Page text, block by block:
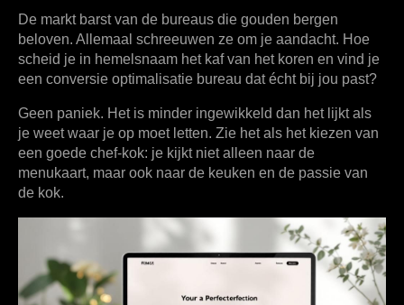
De markt barst van de bureaus die gouden bergen
beloven. Allemaal schreeuwen ze om je aandacht. Hoe
scheid je in hemelsnaam het kaf van het koren en vind je
een conversie optimalisatie bureau dat écht bij jou past?
Geen paniek. Het is minder ingewikkeld dan het lijkt als
je weet waar je op moet letten. Zie het als het kiezen van
een goede chef-kok: je kijkt niet alleen naar de
menukaart, maar ook naar de keuken en de passie van
de kok.